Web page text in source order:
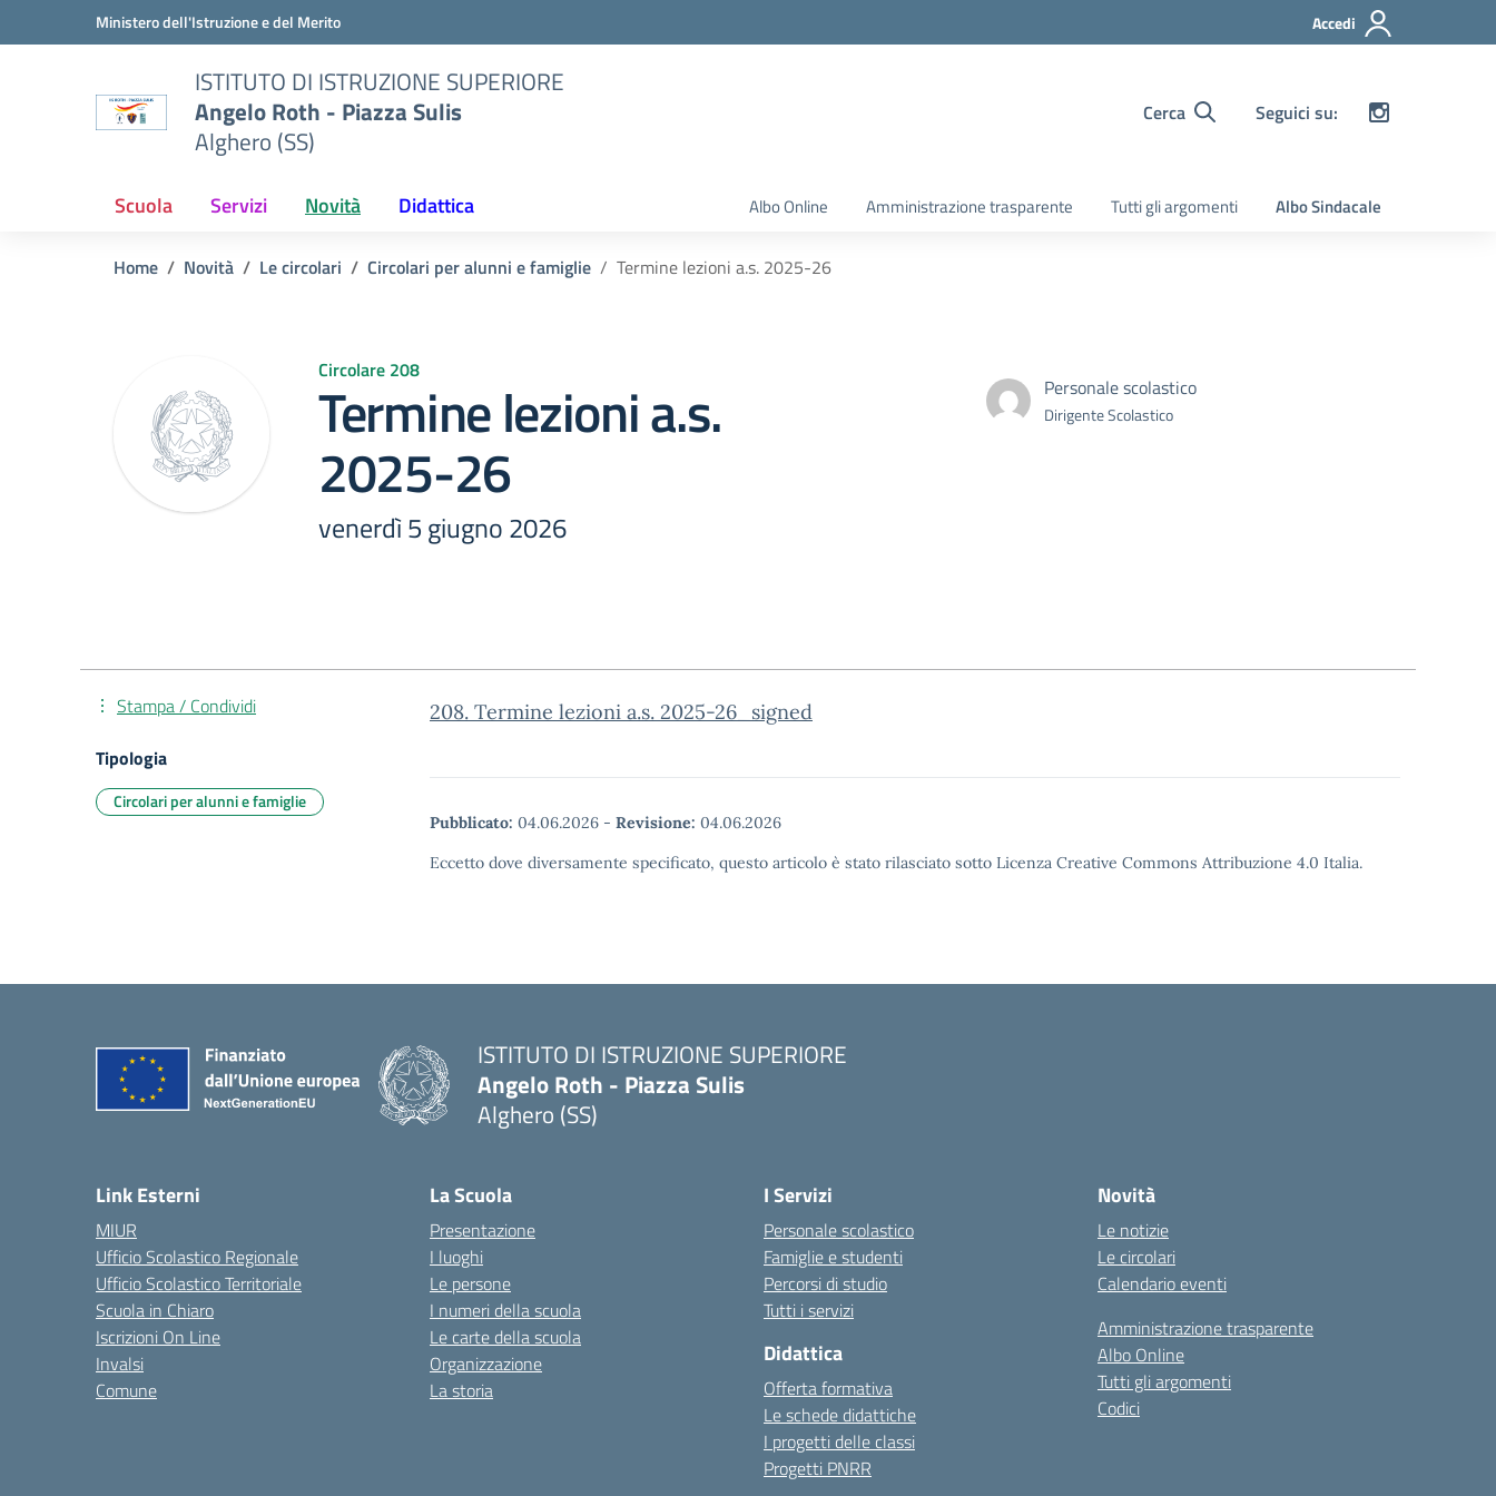
Vai ai contenuti
Vai al menu di navigazioneMinistero dell'Istruzione e del Merito Accedi
ISTITUTO DI ISTRUZIONE SUPERIORE
Angelo Roth - Piazza Sulis
Alghero (SS)
Cerca Seguici su:
Scuola Servizi Novità Didattica Albo Online Amministrazione trasparente Tutti gli argomenti Albo Sindacale
Home Novità Le circolari Circolari per alunni e famiglie Termine lezioni a.s. 2025-26
Circolare 208
Termine lezioni a.s.
2025-26
venerdì 5 giugno 2026
Personale scolastico
Dirigente Scolastico
208. Termine lezioni a.s. 2025-26_signed
Pubblicato: 04.06.2026 - Revisione: 04.06.2026
Eccetto dove diversamente specificato, questo articolo è stato rilasciato sotto Licenza Creative Commons Attribuzione 4.0 Italia.
Stampa / Condividi
Tipologia
Circolari per alunni e famiglie
ISTITUTO DI ISTRUZIONE SUPERIORE
Angelo Roth - Piazza Sulis
Alghero (SS)
Link Esterni
MIUR
Ufficio Scolastico Regionale
Ufficio Scolastico Territoriale
Scuola in Chiaro
Iscrizioni On Line
Invalsi
Comune
La Scuola
Presentazione
I luoghi
Le persone
I numeri della scuola
Le carte della scuola
Organizzazione
La storia
I Servizi
Personale scolastico
Famiglie e studenti
Percorsi di studio
Tutti i servizi
Didattica
Offerta formativa
Le schede didattiche
I progetti delle classi
Progetti PNRR
Novità
Le notizie
Le circolari
Calendario eventi
Amministrazione trasparente
Albo Online
Tutti gli argomenti
Codici